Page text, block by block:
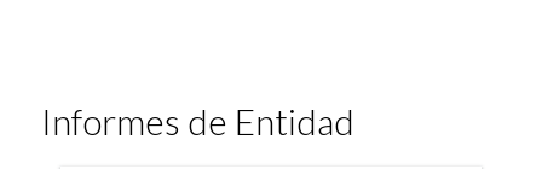
Informes de Entidad